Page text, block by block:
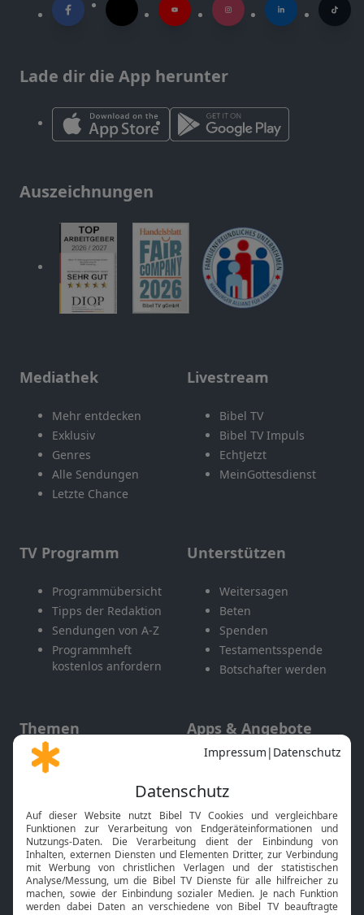
Lade dir die App herunter
Auszeichnungen
Mediathek
Mehr entdecken
Exklusiv
Genres
Alle Sendungen
Letzte Chance
Livestream
Bibel TV
Bibel TV Impuls
EchtJetzt
MeinGottesdienst
TV Programm
Programmübersicht
Tipps der Redaktion
Sendungen von A-Z
Programmheft
kostenlos anfordern
Unterstützen
Weitersagen
Beten
Spenden
Testamentsspende
Botschafter werden
Themen
Gott und Bibel erklärt
Neuigkeiten
Apps & Angebote
Mobile App
Smart TV
HbbTV
Bibelthek Online-Bibel
Nächster Gottesdienst